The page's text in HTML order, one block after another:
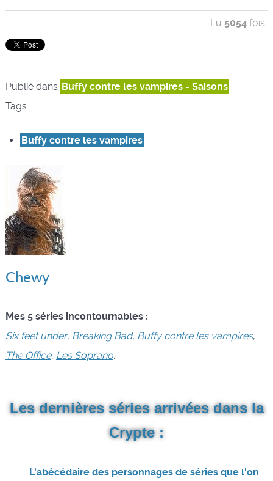
Lu 5054 fois
Publié dans Buffy contre les vampires - Saisons
Tags:
Buffy contre les vampires
Chewy
Mes 5 séries incontournables :
Six feet under, Breaking Bad, Buffy contre les vampires,
The Office, Les Soprano.
Les dernières séries arrivées dans la
Crypte :
L'abécédaire des personnages de séries que l'on